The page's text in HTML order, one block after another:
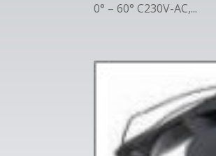
0° – 60° C230V-AC,...